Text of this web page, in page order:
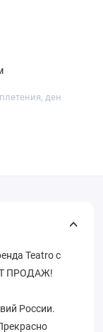
ден
Teatro с
ПРОДАЖ!
России.